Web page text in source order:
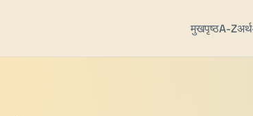
मुखपृष्ठA-Zअर्थ